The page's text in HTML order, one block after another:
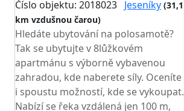
Číslo objektu: 2018023 Jeseníky (31,1
km vzdušnou čarou)
Hledáte ubytování na polosamotě?
Tak se ubytujte v 8lůžkovém
apartmánu s výborně vybavenou
zahradou, kde naberete síly. Oceníte
i spoustu možností, kde se vykoupat.
Nabízí se řeka vzdálená jen 100 m,